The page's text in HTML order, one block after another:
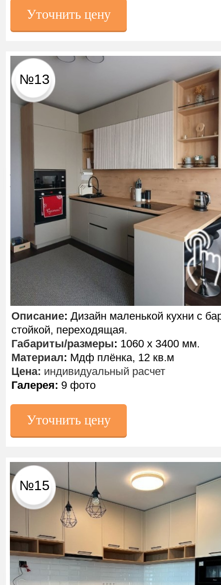
Уточнить цену
№13
Уточнить цену
Описание: Дизайн маленькой кухни с
стойкой, переходящая.
Габариты/размеры: 1060 х 3400 мм.
Материал: Мдф плёнка, 12 кв.м
Цена: индивидуальный расчет
Галерея: 9 фото
№15